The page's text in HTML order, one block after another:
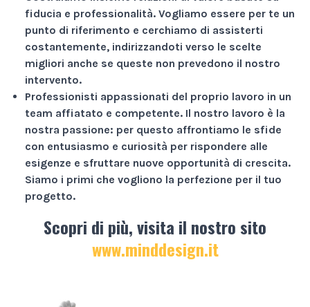
fiducia e professionalità. Vogliamo essere per te un
punto di riferimento e cerchiamo di assisterti
costantemente, indirizzandoti verso le scelte
migliori anche se queste non prevedono il nostro
intervento.
Professionisti appassionati del proprio lavoro in un
team affiatato e competente. Il nostro lavoro è la
nostra passione: per questo affrontiamo le sfide
con entusiasmo e curiosità per rispondere alle
esigenze e sfruttare nuove opportunità di crescita.
Siamo i primi che vogliono la perfezione per il tuo
progetto.
Scopri di più, visita il nostro sito
www.minddesign.it